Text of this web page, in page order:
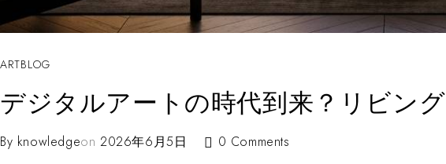
ARTBLOG
デジタルアートの時代到来？リビン
By knowledgeon 2026年6月5日 0 Comments